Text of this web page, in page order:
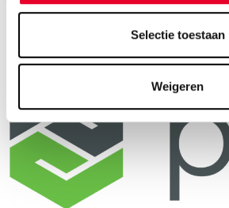
Selectie toestaan
Weigeren